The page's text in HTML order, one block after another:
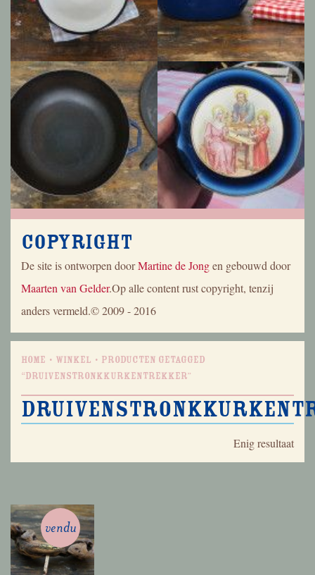
Copyright
De site is ontworpen doorMartine de Jongen gebouwd door
Maarten van Gelder.Op alle content rust copyright, tenzij
anders vermeld.© 2009 - 2016
Home Winkel
Producten getagged
“druivenstronkkurkentrekker”
Enig resultaat
vendu